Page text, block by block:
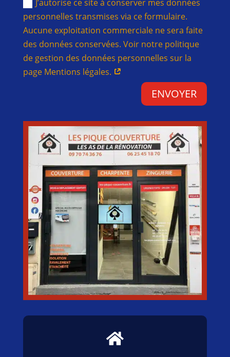
J’autorise ce site à conserver mes données
personnelles transmises via ce formulaire.
Aucune exploitation commerciale ne sera faite
des données conservées. Voir notre politique
de gestion des données personnelles sur la
page Mentions légales.
ENVOYER
